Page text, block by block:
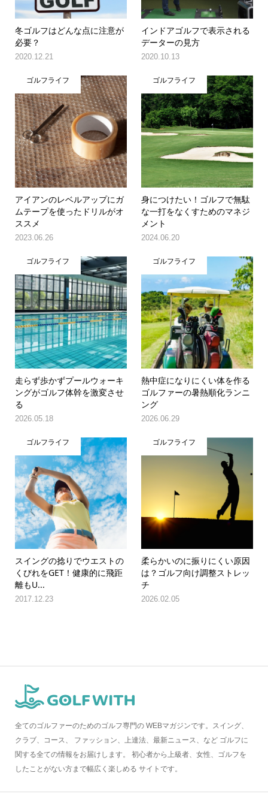
冬ゴルフはどんな点に注意が
必要？
2020.12.21
インドアゴルフで表示される
データーの見方
2020.10.13
ゴルフライフ
アイアンのレベルアップにガ
ムテープを使ったドリルがオ
ススメ
2023.06.26
ゴルフライフ
身につけたい！ゴルフで無駄
な一打をなくすためのマネジ
メント
2024.06.20
ゴルフライフ
走らず歩かずプールウォーキ
ングがゴルフ体幹を激変させ
る
2026.05.18
ゴルフライフ
熱中症になりにくい体を作る
ゴルファーの暑熱順化ランニ
ング
2026.06.29
ゴルフライフ
スイングの捻りでウエストの
くびれをGET！健康的に飛距
離もU...
2017.12.23
ゴルフライフ
柔らかいのに振りにくい原因
は？ゴルフ向け調整ストレッ
チ
2026.02.05
全てのゴルファーのためのゴルフ専門の WEBマガジンです。スイング、
クラブ、コース、 ファッション、上達法、最新ニュース、など ゴルフに
関する全ての情報をお届けします。 初心者から上級者、女性、ゴルフを
したことがない方まで幅広く楽しめる サイトです。